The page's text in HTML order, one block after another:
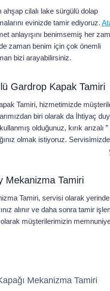
cilalı lake sürgülü dolap
evinizde tamir ediyoruz.
anlayışını benimsemiş her
zaman benim için çok önemli
bizi arayabilirsiniz.
Gardrop Kapak Tamiri
Tamiri, hizmetimizde
biri olarak da İhtiyaç
olduğunuz, kırık
olmak istiyoruz.
Mekanizma Tamiri
Tamiri, servisi olarak
alınır ve daha sonra tamir
müşterilerimizin
Mekanizma Tamiri